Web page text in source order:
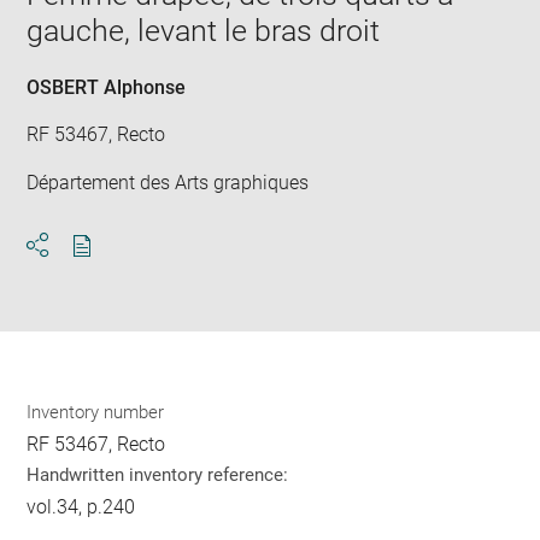
gauche, levant le bras droit
OSBERT Alphonse
RF 53467, Recto
Département des Arts graphiques
Inventory number
RF 53467, Recto
Handwritten inventory reference:
vol.34, p.240